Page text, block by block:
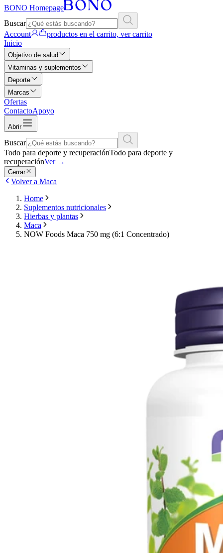
BONO Homepage
Buscar
Account
productos en el carrito, ver carrito
Inicio
Objetivo de salud
Vitaminas y suplementos
Deporte
Marcas
Ofertas
ContactoApoyo
Abrir
Buscar
Todo para deporte y recuperaciónTodo para deporte y
recuperaciónVer →
Cerrar
Volver a Maca
Home
Suplementos nutricionales
Hierbas y plantas
Maca
NOW Foods Maca 750 mg (6:1 Concentrado)